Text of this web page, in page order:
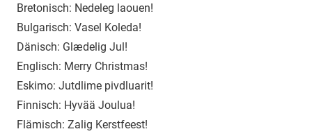
Bretonisch: Nedeleg laouen!
Bulgarisch: Vasel Koleda!
Dänisch: Glædelig Jul!
Englisch: Merry Christmas!
Eskimo: Jutdlime pivdluarit!
Finnisch: Hyvää Joulua!
Flämisch: Zalig Kerstfeest!